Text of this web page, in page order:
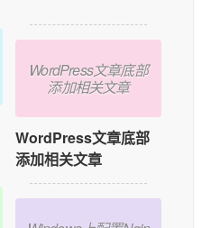
WordPress文章底部
添加相关文章
WordPress文章底部
添加相关文章